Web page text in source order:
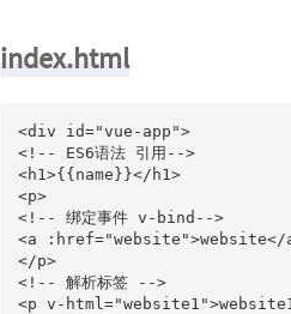
index.html
<div id="vue-app">
<!-- ES6语法 引用-->
<h1>{{name}}</h1>
<p>
<!-- 绑定事件 v-bind-->
<a :href="website">website</
</p>
<!-- 解析标签 -->
<p v-